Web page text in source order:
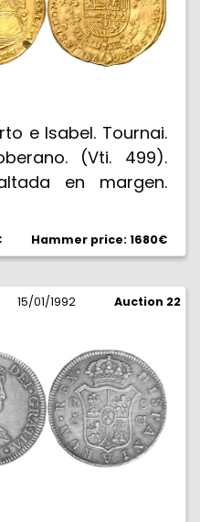
e Isabel. Tournai.
(Vti. 499).
en margen.
(MBC+).
Hammer price: 1680€
15/01/1992 Auction 22